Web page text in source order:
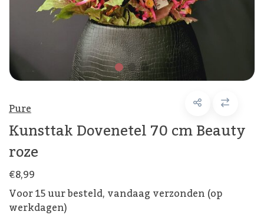
Pure
Kunsttak Dovenetel 70 cm Beauty
roze
€8,99
Voor 15 uur besteld, vandaag verzonden (op
werkdagen)